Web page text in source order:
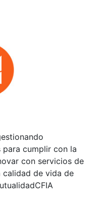
para cumplir con la
con servicios de
de vida de